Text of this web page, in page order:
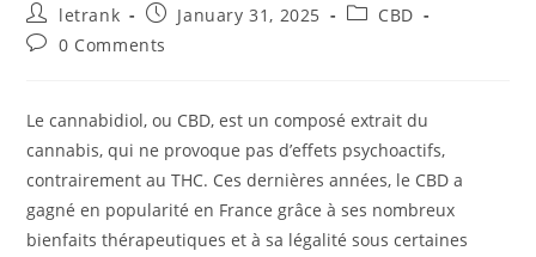
Post
author:
letrank
Post
published:
January 31, 2025
PostCBD
Post0 Comments
Le cannabidiol, ou CBD, est un composé extrait du
cannabis, qui ne provoque pas d’effets psychoactifs,
contrairement au THC. Ces dernières années, le CBD a
gagné en popularité en France grâce à ses nombreux
bienfaits thérapeutiques et à sa légalité sous certaines